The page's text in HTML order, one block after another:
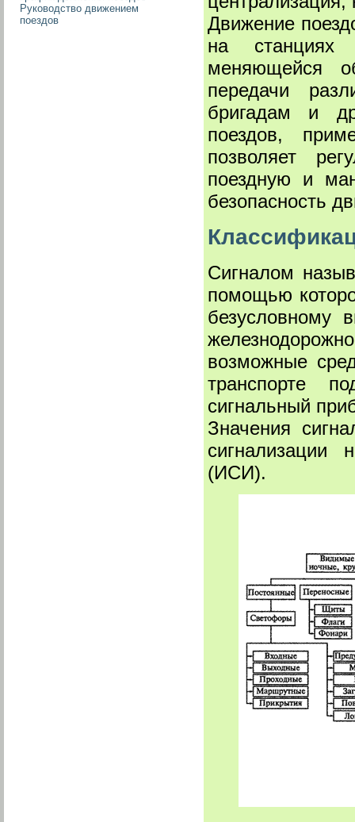
Движение
на станциях
меняющейся
передачи
бригадам и
поездов,
позволяет
поездную и
безопасность
Сигналом
помощью
безусловному
возможные
транспорте
сигнальный
Значения
сигнализации
(ИСИ).
Руководство движением
поездов